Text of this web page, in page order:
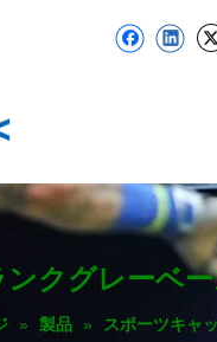
ンクグレーベ
» 製品 » スポーツキャ